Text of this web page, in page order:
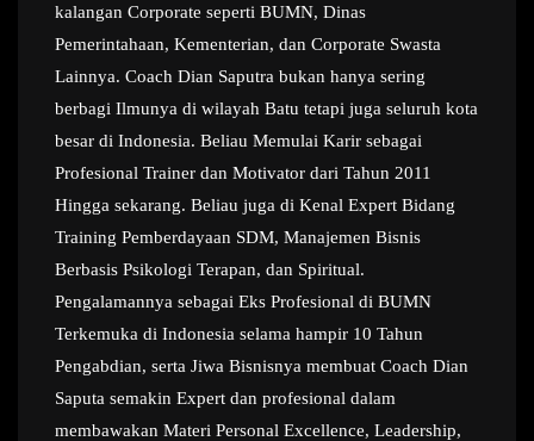
kalangan Corporate seperti BUMN, Dinas
Pemerintahaan, Kementerian, dan Corporate Swasta
Lainnya. Coach Dian Saputra bukan hanya sering
berbagi Ilmunya di wilayah Batu tetapi juga seluruh kota
besar di Indonesia. Beliau Memulai Karir sebagai
Profesional Trainer dan Motivator dari Tahun 2011
Hingga sekarang. Beliau juga di Kenal Expert Bidang
Training Pemberdayaan SDM, Manajemen Bisnis
Berbasis Psikologi Terapan, dan Spiritual.
Pengalamannya sebagai Eks Profesional di BUMN
Terkemuka di Indonesia selama hampir 10 Tahun
Pengabdian, serta Jiwa Bisnisnya membuat Coach Dian
Saputa semakin Expert dan profesional dalam
membawakan Materi Personal Excellence, Leadership,